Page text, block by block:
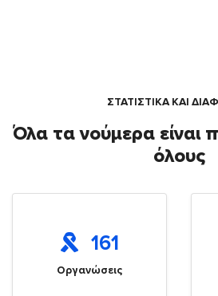
ΣΤΑΤΙΣΤΙΚΑ ΚΑΙ
Όλα τα νούμερα είναι
όλους
161
Οργανώσεις